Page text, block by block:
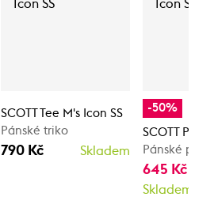
SCOTT Tee M's Icon SS
Pánské triko
790 Kč Skladem
-50%
SCOTT Polo
Pánské polo
645 Kč
Skladem